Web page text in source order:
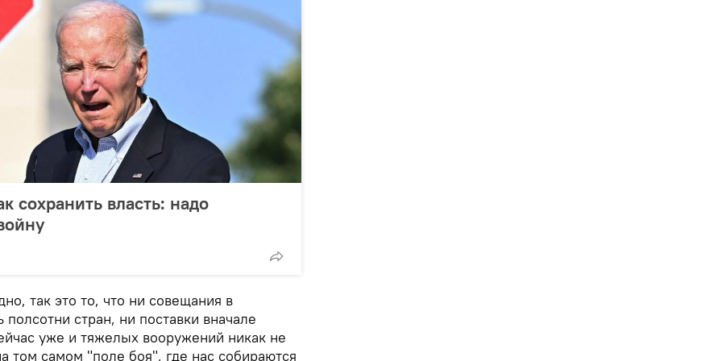
сохранить власть: надо
так это то, что ни совещания в
стран, ни поставки вначале
уже и тяжелых вооружений никак не
том самом "поле боя", где нас собираются